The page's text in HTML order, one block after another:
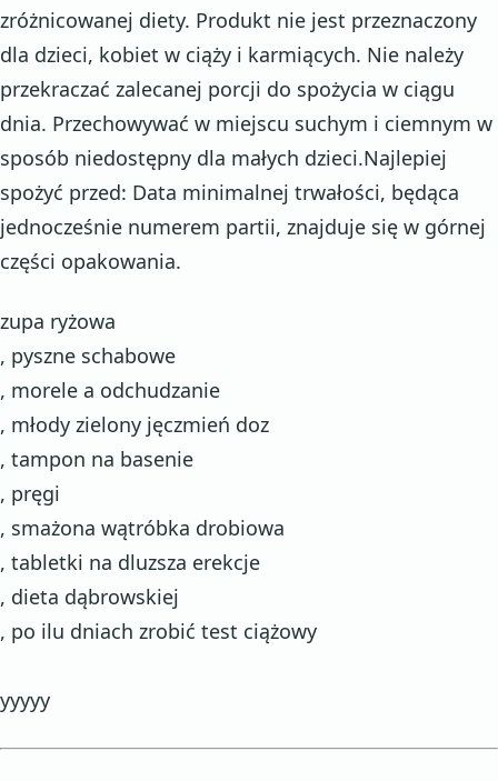
zróżnicowanej diety. Produkt nie jest przeznaczony
dla dzieci, kobiet w ciąży i karmiących. Nie należy
przekraczać zalecanej porcji do spożycia w ciągu
dnia. Przechowywać w miejscu suchym i ciemnym w
sposób niedostępny dla małych dzieci.Najlepiej
spożyć przed: Data minimalnej trwałości, będąca
jednocześnie numerem partii, znajduje się w górnej
części opakowania.
zupa ryżowa
, pyszne schabowe
, morele a odchudzanie
, młody zielony jęczmień doz
, tampon na basenie
, pręgi
, smażona wątróbka drobiowa
, tabletki na dluzsza erekcje
, dieta dąbrowskiej
, po ilu dniach zrobić test ciążowy
yyyyy